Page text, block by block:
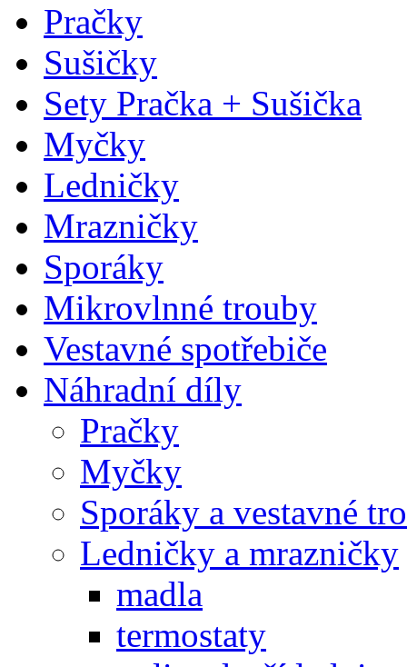
Pračky
Sušičky
Sety Pračka + Sušička
Myčky
Ledničky
Mrazničky
Sporáky
Mikrovlnné trouby
Vestavné spotřebiče
Náhradní díly
Pračky
Myčky
Sporáky a vestavné
Ledničky a mrazničky
madla
termostaty